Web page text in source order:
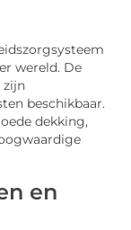
wereld. De
zijn
beschikbaar.
dekking,
en